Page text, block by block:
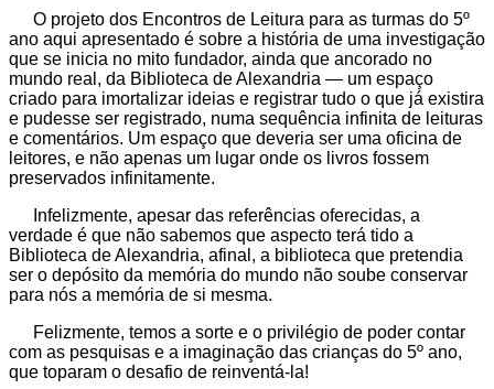
O projeto dos Encontros de Leitura para as turmas do 5º
ano aqui apresentado é sobre a história de uma investigação
que se inicia no mito fundador, ainda que ancorado no
mundo real, da Biblioteca de Alexandria — um espaço
criado para imortalizar ideias e registrar tudo o que já existira
e pudesse ser registrado, numa sequência infinita de leituras
e comentários. Um espaço que deveria ser uma oficina de
leitores, e não apenas um lugar onde os livros fossem
preservados infinitamente.
Infelizmente, apesar das referências oferecidas, a
verdade é que não sabemos que aspecto terá tido a
Biblioteca de Alexandria, afinal, a biblioteca que pretendia
ser o depósito da memória do mundo não soube conservar
para nós a memória de si mesma.
Felizmente, temos a sorte e o privilégio de poder contar
com as pesquisas e a imaginação das crianças do 5º ano,
que toparam o desafio de reinventá-la!